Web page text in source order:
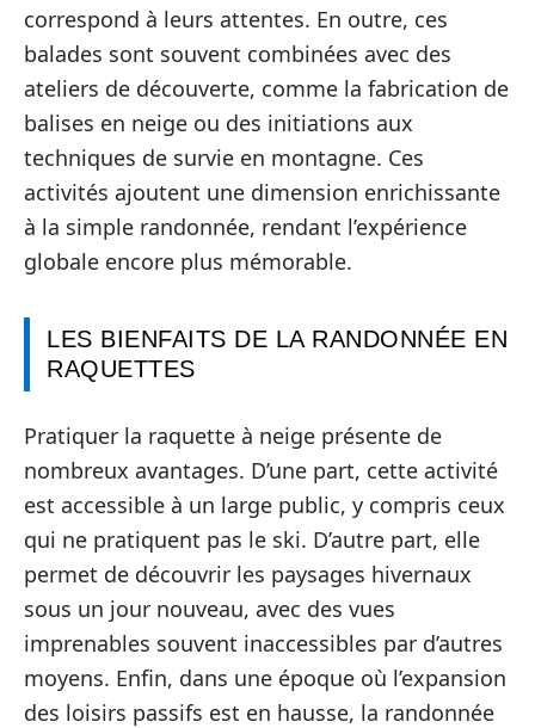
correspond à leurs attentes. En outre, ces
balades sont souvent combinées avec des
ateliers de découverte, comme la fabrication de
balises en neige ou des initiations aux
techniques de survie en montagne. Ces
activités ajoutent une dimension enrichissante
à la simple randonnée, rendant l’expérience
globale encore plus mémorable.
LES BIENFAITS DE LA RANDONNÉE EN
RAQUETTES
Pratiquer la raquette à neige présente de
nombreux avantages. D’une part, cette activité
est accessible à un large public, y compris ceux
qui ne pratiquent pas le ski. D’autre part, elle
permet de découvrir les paysages hivernaux
sous un jour nouveau, avec des vues
imprenables souvent inaccessibles par d’autres
moyens. Enfin, dans une époque où l’expansion
des loisirs passifs est en hausse, la randonnée